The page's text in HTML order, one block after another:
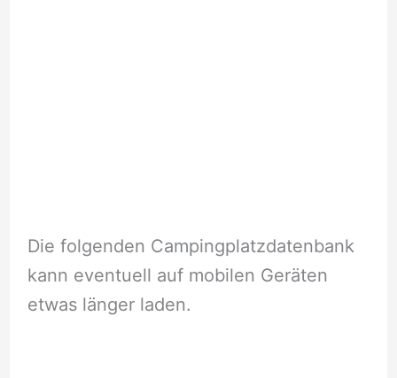
Die folgenden Campingplatzdatenbank
kann eventuell auf mobilen Geräten
etwas länger laden.